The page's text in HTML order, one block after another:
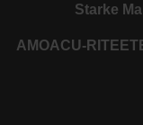
Starke
AMOACU-RITE